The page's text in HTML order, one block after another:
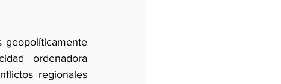
geopolíticamente
ordenadora
regionales